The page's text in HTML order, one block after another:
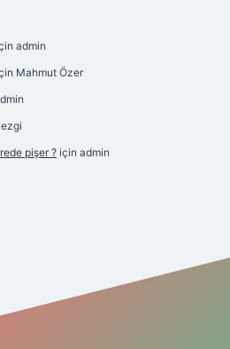
admin
Mahmut Özer
pişer ? için admin